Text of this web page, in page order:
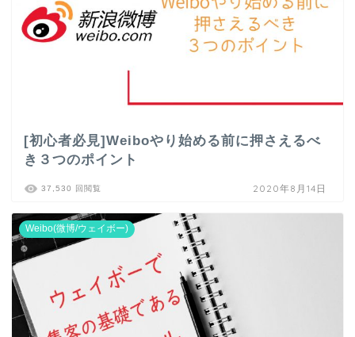
[初心者必見]Weiboやり始める前に押さえるべ
き３つのポイント
37,530 回閲覧 2020年8月14日
Weibo(微博/ウェイボー)